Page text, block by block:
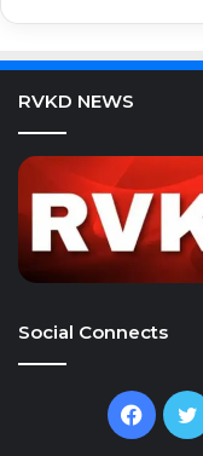
RVKD NEWS
Social Connects